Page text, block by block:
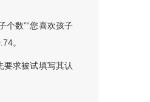
个数”“您喜欢孩子
。
要求被试填写其认